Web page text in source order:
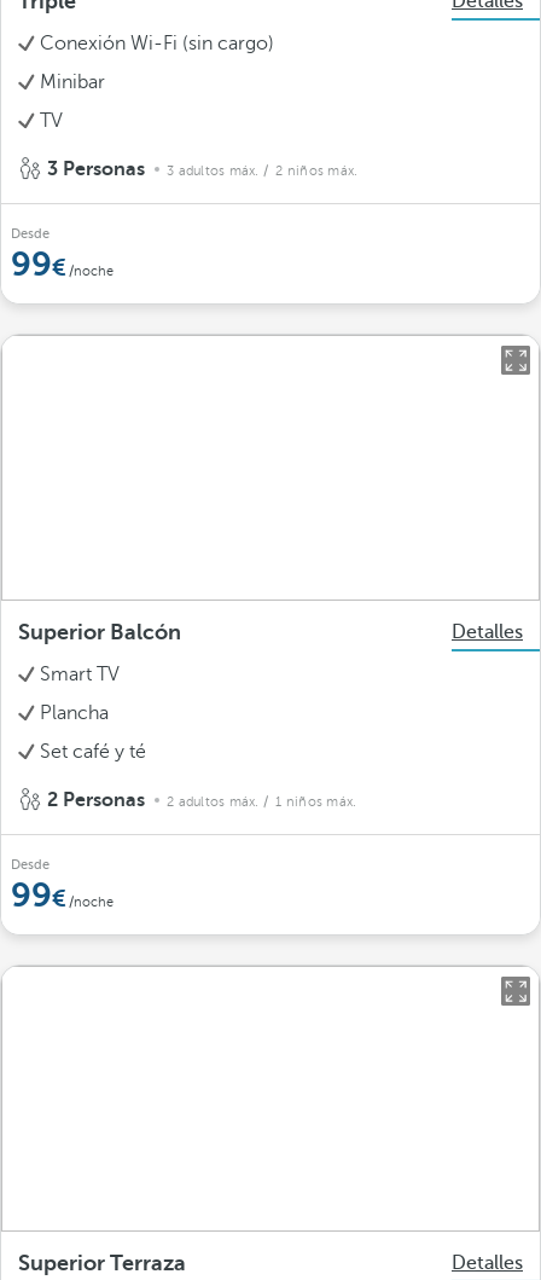
Conexión Wi-Fi (sin cargo)
Minibar
TV
3 Personas 3 adultos máx. / 2 niños máx.
Desde
99 /noche
Superior Balcón
Detalles
Smart TV
Plancha
Set café y té
2 Personas 2 adultos máx. / 1 niños máx.
Desde
99 /noche
Superior Terraza
Detalles